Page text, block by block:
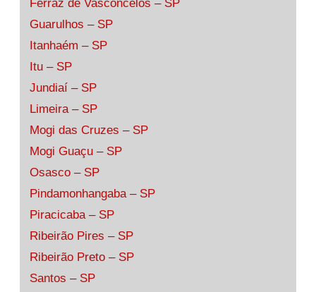
Ferraz de Vasconcelos – SP
Guarulhos – SP
Itanhaém – SP
Itu – SP
Jundiaí – SP
Limeira – SP
Mogi das Cruzes – SP
Mogi Guaçu – SP
Osasco – SP
Pindamonhangaba – SP
Piracicaba – SP
Ribeirão Pires – SP
Ribeirão Preto – SP
Santos – SP